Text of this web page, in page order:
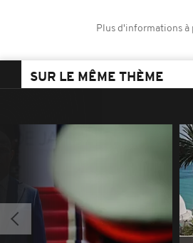
Plus d'informations à
SUR LE MÊME THÈME